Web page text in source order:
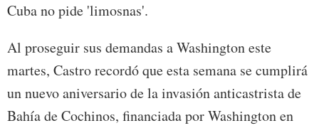
Cuba no pide 'limosnas'.
Al proseguir sus demandas a Washington este
martes, Castro recordó que esta semana se cumplirá
un nuevo aniversario de la invasión anticastrista de
Bahía de Cochinos, financiada por Washington en